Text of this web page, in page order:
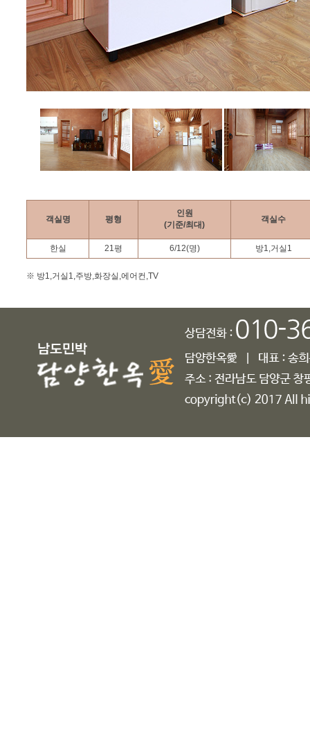
객실명 평형
인원
(기준/최대)
객실수
한실 21평 6/12(명) 방1,거실1
※ 방1,거실1,주방,화장실,에어컨,TV